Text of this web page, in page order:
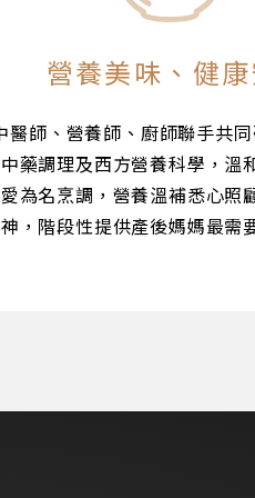
營養美味、健
醫師、營養師、廚師聯手共
中藥調理及西方營養科學，溫
為名烹調，營養溫補悉心照
神，階段性提供產後媽媽最需